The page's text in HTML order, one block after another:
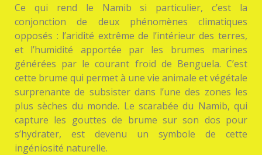
Ce qui rend le Namib si particulier, c’est la
conjonction de deux phénomènes climatiques
opposés : l’aridité extrême de l’intérieur des terres,
et l’humidité apportée par les brumes marines
générées par le courant froid de Benguela. C’est
cette brume qui permet à une vie animale et végétale
surprenante de subsister dans l’une des zones les
plus sèches du monde. Le scarabée du Namib, qui
capture les gouttes de brume sur son dos pour
s’hydrater, est devenu un symbole de cette
ingéniosité naturelle.